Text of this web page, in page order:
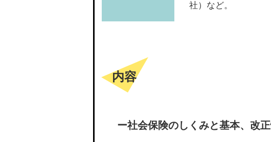
社）など。
内容
ー社会保険のしくみと基本、改